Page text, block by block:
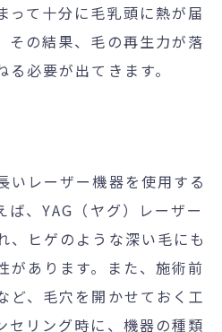
って十分に毛乳頭に熱が届
その結果、毛の再生力が落
必要が出てきます。
いレーザー機器を使用する
ば、YAG（ヤグ）レーザー
、ヒゲのような深い毛にも
があります。また、施術前
ど、毛穴を開かせておく工
セリング時に、機器の種類